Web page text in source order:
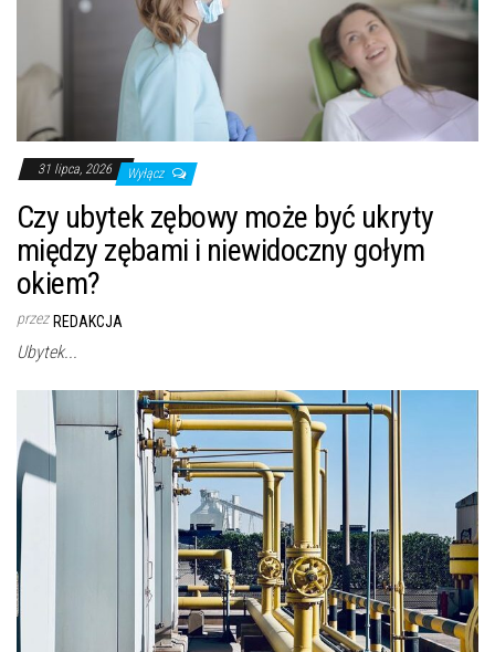
31 lipca, 2026 Wyłącz
Czy ubytek zębowy może być ukryty
między zębami i niewidoczny gołym
okiem?
przez REDAKCJA
Ubytek...